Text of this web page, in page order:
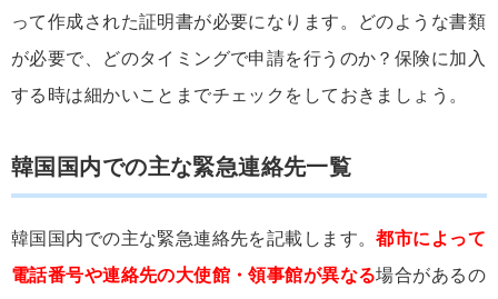
って作成された証明書が必要になります。どのような書類
が必要で、どのタイミングで申請を行うのか？保険に加入
する時は細かいことまでチェックをしておきましょう。
韓国国内での主な緊急連絡先一覧
韓国国内での主な緊急連絡先を記載します。都市によって
電話番号や連絡先の大使館・領事館が異なる場合があるの